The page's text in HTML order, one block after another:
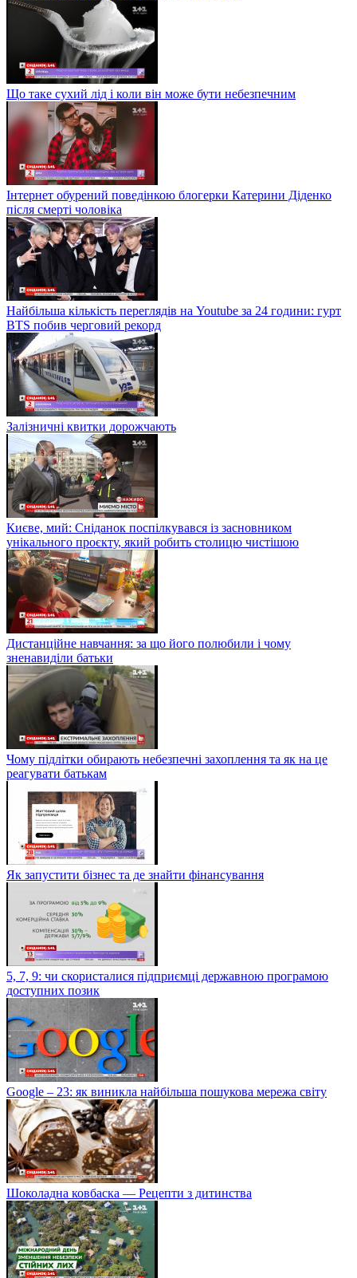
Що таке сухий лід і коли він може бути небезпечним
Інтернет обурений поведінкою блогерки Катерини Діденко
після смерті чоловіка
Найбільша кількість переглядів на Youtube за 24 години: гурт
BTS побив черговий рекорд
Залізничні квитки дорожчають
Києве, мий: Сніданок поспілкувався із засновником
унікального проєкту, який робить столицю чистішою
Дистанційне навчання: за що його полюбили і чому
зненавиділи батьки
Чому підлітки обирають небезпечні захоплення та як на це
реагувати батькам
Як запустити бізнес та де знайти фінансування
5, 7, 9: чи скористалися підприємці державною програмою
доступних позик
Google – 23: як виникла найбільша пошукова мережа світу
Шоколадна ковбаска — Рецепти з дитинства